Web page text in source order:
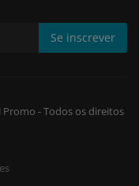
Se inscrever
- Todos os direitos